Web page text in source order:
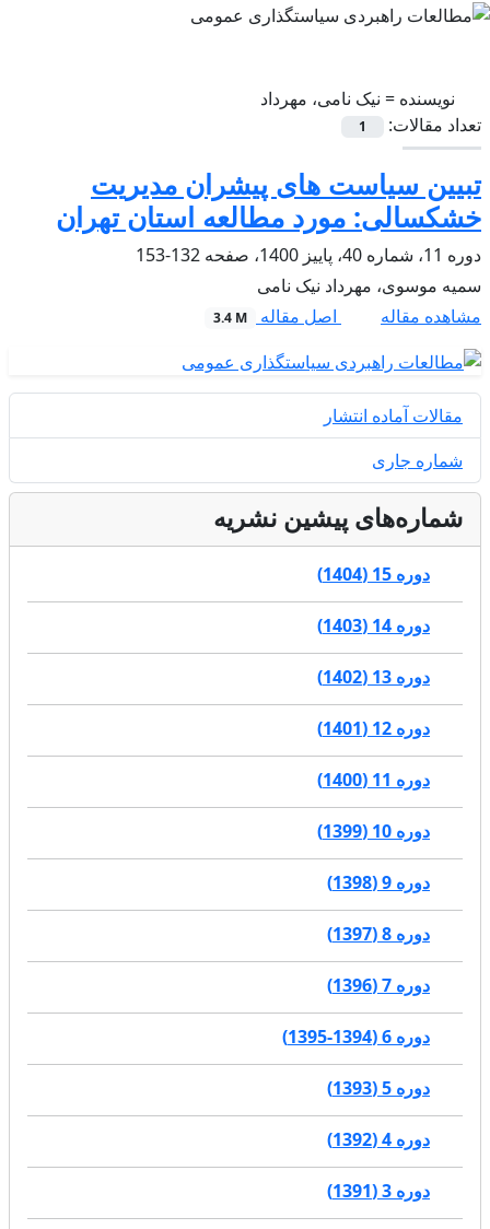
نویسنده = نیک نامی، مهرداد
تعداد مقالات:
1
تبیین سیاست های پیشران مدیریت
خشکسالی: مورد مطالعه استان تهران
دوره 11، شماره 40، پاییز 1400، صفحه
132-153
سمیه موسوی، مهرداد نیک نامی
مشاهده مقاله
اصل مقاله 3.4 M
مقالات آماده انتشار
شماره جاری
شماره‌های پیشین نشریه
دوره 15 (1404)
دوره 14 (1403)
دوره 13 (1402)
دوره 12 (1401)
دوره 11 (1400)
دوره 10 (1399)
دوره 9 (1398)
دوره 8 (1397)
دوره 7 (1396)
دوره 6 (1394-1395)
دوره 5 (1393)
دوره 4 (1392)
دوره 3 (1391)